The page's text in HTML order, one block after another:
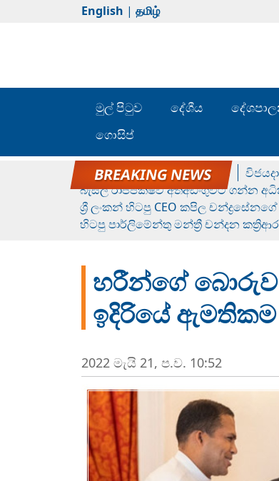
English | தமிழ்
මුල් පිටුව දේශීය
ගොසිප්
රන් ගෙනා රුමේෂ්ගේ හෙල්ලය
බැසිල් රාජපක්ෂව අත්අඩංගුවට ගන්න
ශ්‍රී ලංකන් හිටපු CEO කපිල
හිටපු පාර්ලිමේන්තු මන්ත්‍රී චන්දන
හරීන්ගේ බොරුව
ඉදිරියේ
2022 මැයි 21, ප.ව. 10:52